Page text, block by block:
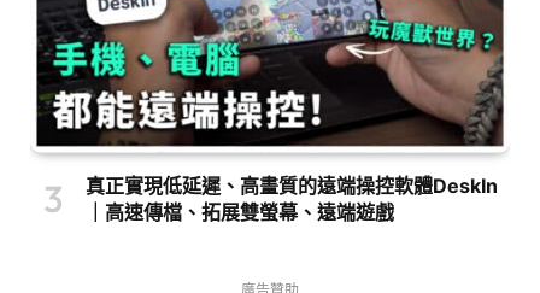
真正實現低延遲、高畫質的遠端操控軟體DeskIn
｜高速傳檔、拓展雙螢幕、遠端遊戲